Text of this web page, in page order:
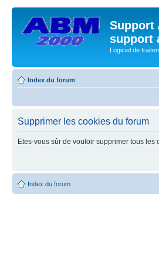
Support
support
Logiciel de
Index du forum
Supprimer les cookies du forum
Etes-vous sûr de vouloir supprimer tous les
Index du forum